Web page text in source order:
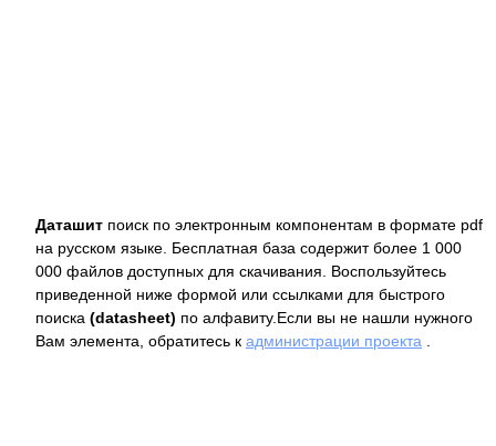
Даташит поиск по электронным компонентам в формате pdf
на русском языке. Бесплатная база содержит более 1 000
000 файлов доступных для скачивания. Воспользуйтесь
приведенной ниже формой или ссылками для быстрого
поиска (datasheet) по алфавиту.Если вы не нашли нужного
Вам элемента, обратитесь к администрации проекта